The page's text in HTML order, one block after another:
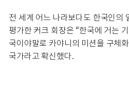
전 세계 어느 나라보다도 한국인의
평가한 커크 회장은 “한국에 거는
국이야말로 카야니의 미션을 구체
국가라고 확신했다.